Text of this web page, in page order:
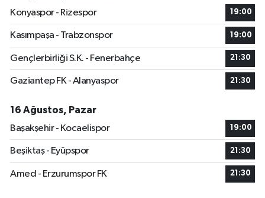
Konyaspor - Rizespor
19:00
Kasımpaşa - Trabzonspor 19:00
Gençlerbirliği S.K. - Fenerbahçe 21:30
Gaziantep FK - Alanyaspor 21:30
16 Ağustos, Pazar
Başakşehir - Kocaelispor
19:00
Beşiktaş - Eyüpspor 21:30
Amed - Erzurumspor FK 21:30